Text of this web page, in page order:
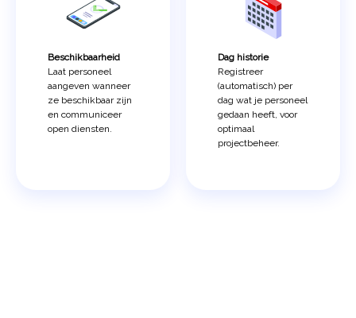
Beschikbaarheid
Laat personeel
aangeven wanneer
ze beschikbaar zijn
en communiceer
open diensten.
Dag historie
Registreer
(automatisch) per
dag wat je personeel
gedaan heeft, voor
optimaal
projectbeheer.